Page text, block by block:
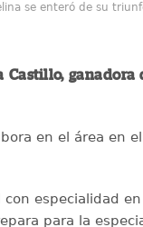
se enteró de su
Castillo, ganadora
en el área en
con especialidad en
para la